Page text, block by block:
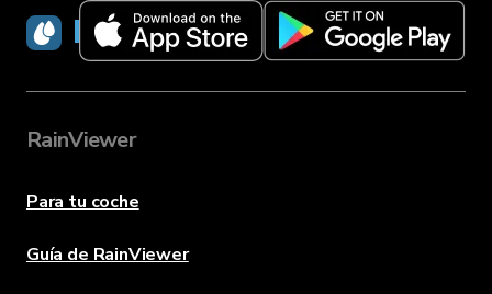
RainViewer
RainViewer
Para tu coche
Guía de RainViewer